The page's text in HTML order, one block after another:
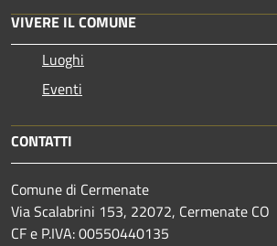
VIVERE IL COMUNE
Luoghi
Eventi
CONTATTI
Comune di Cermenate
Via Scalabrini 153, 22072, Cermenate CO
CF e P.IVA: 00550440135